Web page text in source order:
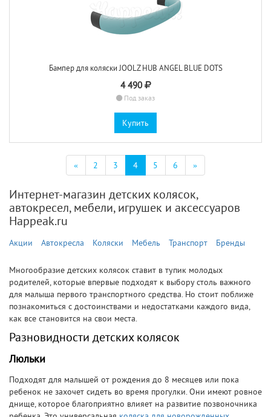
Бампер для коляски JOOLZ HUB ANGEL BLUE DOTS
4 490
Под заказ
Купить
« 2 3 4(текущая)
5 6 »
Интернет-магазин детских колясок,
автокресел, мебели, игрушек и аксессуаров
Happeak.ru
Акции Автокресла Коляски Мебель Транспорт Бренды
Многообразие детских колясок ставит в тупик молодых
родителей, которые впервые подходят к выбору столь важного
для малыша первого транспортного средства. Но стоит поближе
познакомиться с достоинствами и недостатками каждого вида,
как все становится на свои места.
Разновидности детских колясок
Люльки
Подходят для малышей от рождения до 8 месяцев или пока
ребенок не захочет сидеть во время прогулки. Они имеют ровное
днище, которое благоприятно влияет на развитие позвоночника